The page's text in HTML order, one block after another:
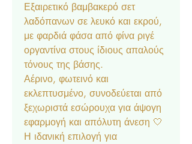
Εξαιρετικό βαμβακερό σετ
λαδόπανων σε λευκό και εκρού,
με φαρδιά φάσα από φίνα ριγέ
οργαντίνα στους ίδιους απαλούς
τόνους της βάσης.
Αέρινο, φωτεινό και
εκλεπτυσμένο, συνοδεύεται από
ξεχωριστά εσώρουχα για άψογη
εφαρμογή και απόλυτη άνεση 🤍
Η ιδανική επιλογή για